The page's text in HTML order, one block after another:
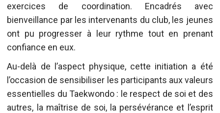
exercices de coordination. Encadrés avec
bienveillance par les intervenants du club, les jeunes
ont pu progresser à leur rythme tout en prenant
confiance en eux.
Au-delà de l’aspect physique, cette initiation a été
l’occasion de sensibiliser les participants aux valeurs
essentielles du Taekwondo : le respect de soi et des
autres, la maîtrise de soi, la persévérance et l’esprit